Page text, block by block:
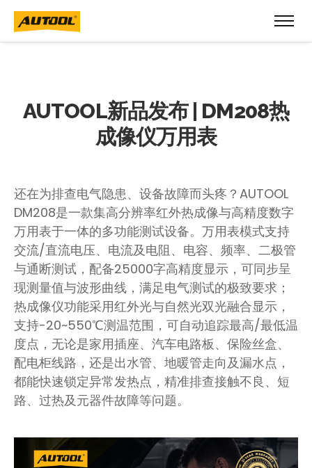
AUTOOL新品发布 | DM208热
成像仪万用表
还在为排查电气隐患、设备故障而头疼？AUTOOL
DM208是一款集高分辨率红外热成像与高精度数字
万用表于一体的多功能测试设备。万用表模式支持
交流/直流电压、电流及电阻、电容、频率、二极管
与通断测试，配备25000字高精度显示，可同步呈
现测量值与波形曲线，满足电气测试的极致要求；
热成像仪功能采用红外光与自然光双光融合显示，
支持-20~550℃测温范围，可自动追踪最高/最低温
度点，无论是家用插座、汽车电路板、保险丝盒、
配电柜线路，还是出水管、地暖管走向及漏水点，
都能快速锁定异常发热点，精准排查接触不良、短
路、过热及元器件故障等问题。